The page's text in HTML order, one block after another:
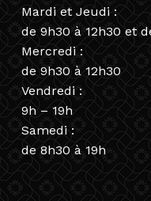
Mardi et Jeudi :
de 9h30 à 12h30 et
Mercredi :
de 9h30 à 12h30
Vendredi :
9h – 19h
Samedi :
de 8h30 à 19h